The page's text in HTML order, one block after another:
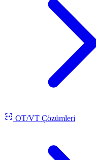
OT/VT Çözümleri